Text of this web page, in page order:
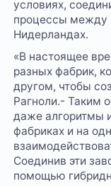
условиях,
процессы между
Нидерландах.
«В настоящее
разных фабрик,
другом, чтобы
Рагноли.- Таким
даже алгоритмы
фабриках и на
Соединив эти
помощью